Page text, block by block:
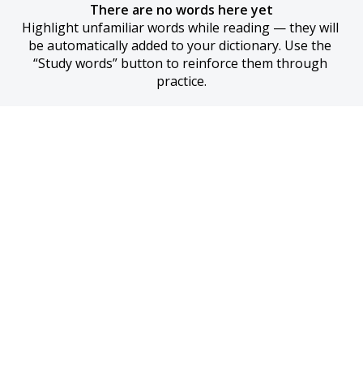
There are no words here yet
Highlight unfamiliar words while reading — they will
be automatically added to your dictionary. Use the
“Study words” button to reinforce them through
practice.